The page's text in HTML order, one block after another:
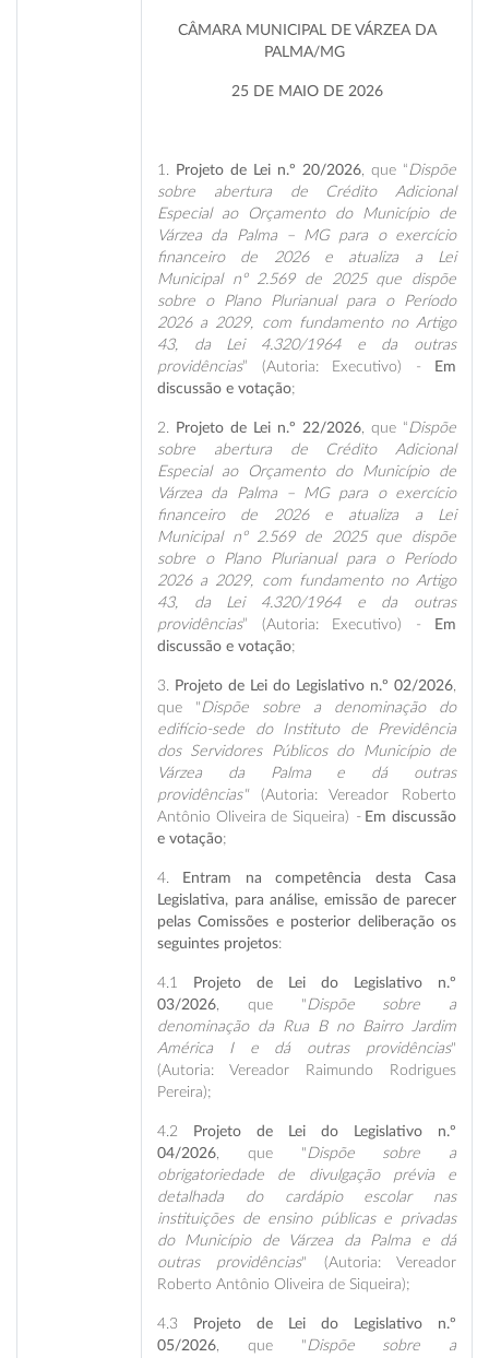
CÂMARA MUNICIPAL DE VÁRZEA DA
PALMA/MG
25 DE MAIO DE 2026
1. Projeto de Lei n.º 20/2026, que “Dispõe
sobre abertura de Crédito Adicional
Especial ao Orçamento do Município de
Várzea da Palma – MG para o exercício
financeiro de 2026 e atualiza a Lei
Municipal nº 2.569 de 2025 que dispõe
sobre o Plano Plurianual para o Período
2026 a 2029, com fundamento no Artigo
43, da Lei 4.320/1964 e da outras
providências” (Autoria: Executivo) -
Em
discussão e votação;
2. Projeto de Lei n.º 22/2026, que “Dispõe
sobre abertura de Crédito Adicional
Especial ao Orçamento do Município de
Várzea da Palma – MG para o exercício
financeiro de 2026 e atualiza a Lei
Municipal nº 2.569 de 2025 que dispõe
sobre o Plano Plurianual para o Período
2026 a 2029, com fundamento no Artigo
43, da Lei 4.320/1964 e da outras
providências” (Autoria: Executivo) -
Em
discussão e votação;
3. Projeto de Lei do Legislativo n.º 02/2026,
que "Dispõe sobre a denominação do
edifício-sede do Instituto de Previdência
dos Servidores Públicos do Município de
Várzea da Palma e dá outras
providências" (Autoria: Vereador Roberto
Antônio Oliveira de Siqueira) - Em discussão
e votação;
4.
Entram na competência desta Casa
Legislativa, para análise, emissão de parecer
pelas Comissões e posterior deliberação os
seguintes projetos:
4.1
Projeto de Lei do Legislativo n.º
03/2026, que "Dispõe sobre a
denominação da Rua B no Bairro Jardim
América I e dá outras providências"
(Autoria: Vereador Raimundo Rodrigues
Pereira);
4.2
Projeto de Lei do Legislativo n.º
04/2026, que "Dispõe sobre a
obrigatoriedade de divulgação prévia e
detalhada do cardápio escolar nas
instituições de ensino públicas e privadas
do Município de Várzea da Palma e dá
outras providências" (Autoria: Vereador
Roberto Antônio Oliveira de Siqueira);
4.3
Projeto de Lei do Legislativo n.º
05/2026, que "Dispõe sobre a